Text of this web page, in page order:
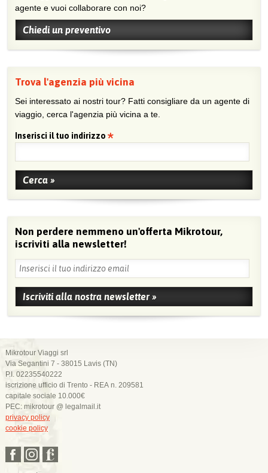
agente e vuoi collaborare con noi?
Chiedi un preventivo
Trova l'agenzia più vicina
Sei interessato ai nostri tour? Fatti consigliare da un agente di
viaggio, cerca l'agenzia più vicina a te.
Inserisci il tuo indirizzo
Non perdere nemmeno un'offerta Mikrotour,
iscriviti alla newsletter!
Mikrotour Viaggi srl
Via Segantini 7 - 38015 Lavis (TN)
P.I. 02235540222
iscrizione ufficio di Trento - REA n. 209581
capitale sociale 10.000€
PEC: mikrotour @ legalmail.it
privacy policy
cookie policy